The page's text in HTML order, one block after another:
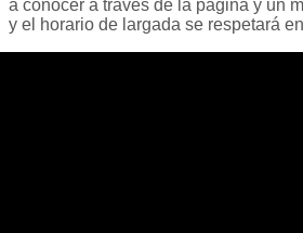
a conocer a través de la página y un
y el horario de largada se respetará